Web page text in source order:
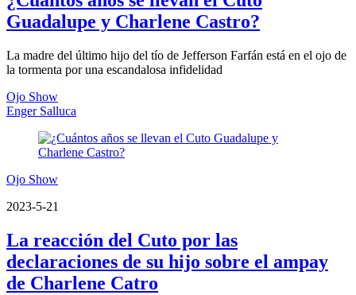
Guadalupe y Charlene Castro?
La madre del último hijo del tío de Jefferson Farfán está en el ojo de
la tormenta por una escandalosa infidelidad
Ojo Show
Enger Salluca
Ojo Show
2023-5-21
La reacción del Cuto por las
declaraciones de su hijo sobre el ampay
de Charlene Catro